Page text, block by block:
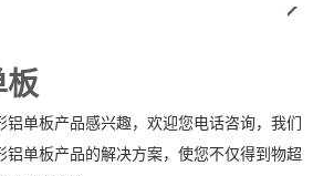
板
单板产品感兴趣，欢迎您电话咨询，我们
铝单板产品的解决方案，使您不仅得到物超